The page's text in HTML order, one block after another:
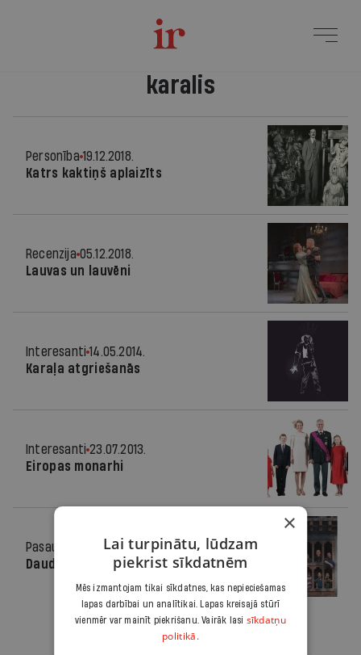
karalis
Personība 19.12.2018.
Katrs kaktiņš aplaizīts
Recenzija 05.12.2018.
Lauvas un lauvēni
Interesanti 14.05.2014.
Karaļa atgriešanās
Interesanti 23.07.2013.
Eiropas monarhi
Pasaulē
16.11.2011.
Daudz laimes!
×
Lai turpinātu, lūdzam
piekrist sīkdatnēm
Mēs izmantojam tikai sīkdatnes, kas nepieciešamas
lapas darbībai un analītikai. Lapas kreisajā stūrī
vienmēr var mainīt piekrišanu. Vairāk lasi sīkdatņu
politikā.